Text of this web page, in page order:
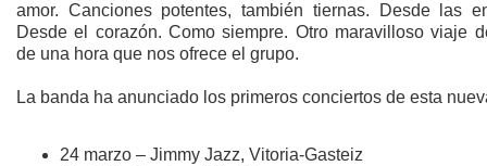
amor. Canciones potentes, también tiernas. Desde las
Desde el corazón. Como siempre. Otro maravilloso viaje
de una hora que nos ofrece el grupo.
La banda ha anunciado los primeros conciertos de esta
24 marzo – Jimmy Jazz, Vitoria-Gasteiz